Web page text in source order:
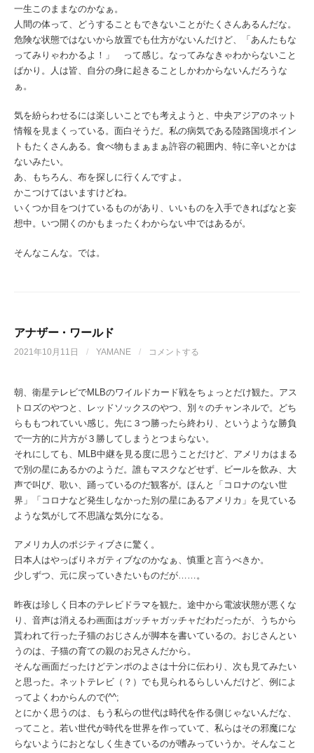
一生このままなのかなぁ。
人間の体って、どうすることもできないことがたくさんあるんだな。
危険な状態ではないから放置でも仕方がないんだけど、「あんたもな
ってみりゃわかるよ！」 って感じ。なってみなきゃわからないこと
ばかり。人は皆、自分の身に起きることしかわからないんだろうな
ぁ。
気を紛らわせるには楽しいことでも考えようと、中央アジアのネット
情報を見まくっている。面白そうだ。私の病気である陸路国境ポイン
トもたくさんある。食べ物もまぁまぁ許容の範囲内、特に辛いとかは
ないみたい。
あ、もちろん、布を探しに行くんですよ。
かこつけてはいますけどね。
いくつか目をつけているものがあり、いいものを入手できればなと妄
想中。いつ開くのかもまったくわからない中ではあるが。
そんなこんな。では。
アナザー・ワールド
2021年10月11日 / YAMANE / コメントする
朝、衛星テレビでMLBのワイルドカード戦をちょっとだけ観た。アス
トロズのやつと、レッドソックスのやつ、別々のチャンネルで。どち
らももつれていい感じ。先に３つ勝ったら終わり、というような勝負
で一方的に片方が３勝してしまうとつまらない。
それにしても、MLB中継を見る度に思うことだけど、アメリカはまる
で別の星にあるかのようだ。誰もマスクなどせず、ビールを飲み、大
声で叫び、歌い、踊っているのだ観客が。ほんと「コロナのない世
界」「コロナなど発生しなかった別の星にあるアメリカ」を見ている
ような気がして不思議な気分になる。
アメリカ人のポジティブさに驚く。
日本人はやっぱりネガティブなのかなぁ、慎重と言うべきか。
少しずつ、元に戻っていきたいものだが……。
昨夜は珍しく日本のテレビドラマを観た。途中から電波状態が悪くな
り、音声は消えるわ画面はガッチャガッチャだわだったが、うちから
貰われて行った子猫のおじさんが脚本を書いているの。おじさんとい
うのは、子猫の育ての親のお兄さんだから。
そんな画面だったけどテンポのよさは十分に伝わり、次も見てみたい
と思った。ネットテレビ（？）でも見られるらしいんだけど、例によ
ってよくわからんので(^^;
とにかく思うのは、もう私らの世代は時代を作る側じゃないんだな、
ってこと。若い世代が時代を世界を作っていて、私らはその邪魔にな
らないようにおとなしく生きているのが嗜みっていうか。そんなこと